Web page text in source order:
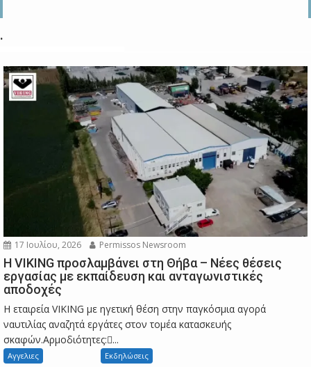
.
17 Ιουλίου, 2026 Permissos Newsroom
Η VIKING προσλαμβάνει στη Θήβα – Νέες θέσεις
εργασίας με εκπαίδευση και ανταγωνιστικές
αποδοχές
Η εταιρεία VIKING με ηγετική θέση στην παγκόσμια αγορά
ναυτιλίας αναζητά εργάτες στον τομέα κατασκευής
σκαφών.Αρμοδιότητες:...
Αγγελιες Εκδηλώσεις